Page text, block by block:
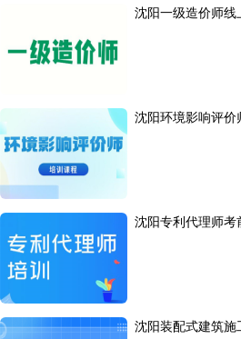
沈阳一级造价师线
沈阳环境影响评价
沈阳专利代理师考
沈阳装配式建筑施